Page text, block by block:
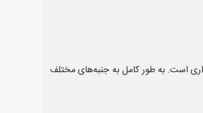
است. به طور کامل به جنبه‌های مختلف